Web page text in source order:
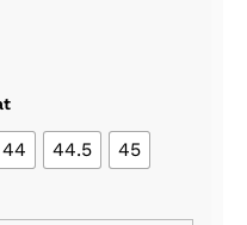
44 44.5 45